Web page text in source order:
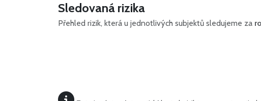
Sledovaná rizika
Přehled rizik, která u jednotlivých subjektů sledujeme za